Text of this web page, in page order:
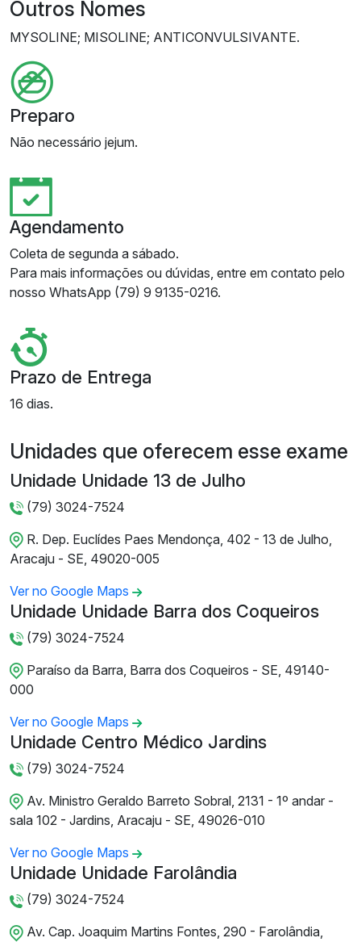
Outros Nomes
MYSOLINE; MISOLINE; ANTICONVULSIVANTE.
Preparo
Não necessário jejum.
Agendamento
Coleta de segunda a sábado.
Para mais informações ou dúvidas, entre em contato pelo
nosso WhatsApp (79) 9 9135-0216.
Prazo de Entrega
16 dias.
Unidades que oferecem esse exame
Unidade Unidade 13 de Julho
(79) 3024-7524
R. Dep. Euclídes Paes Mendonça, 402 - 13 de Julho,
Aracaju - SE, 49020-005
Ver no Google Maps
Unidade Unidade Barra dos Coqueiros
(79) 3024-7524
Paraíso da Barra, Barra dos Coqueiros - SE, 49140-
000
Ver no Google Maps
Unidade Centro Médico Jardins
(79) 3024-7524
Av. Ministro Geraldo Barreto Sobral, 2131 - 1º andar -
sala 102 - Jardins, Aracaju - SE, 49026-010
Ver no Google Maps
Unidade Unidade Farolândia
(79) 3024-7524
Av. Cap. Joaquim Martins Fontes, 290 - Farolândia,